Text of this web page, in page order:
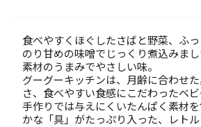
食べやすくほぐしたさばと野菜、ふ
のり甘めの味噌でじっくり煮込みまし
素材のうまみでやさしい味。
グーグーキッチンは、月齢に合わせ
さ、食べやすい食感にこだわったベビ
手作りでは与えにくいたんぱく素材
かな「具」がたっぷり入った、レト